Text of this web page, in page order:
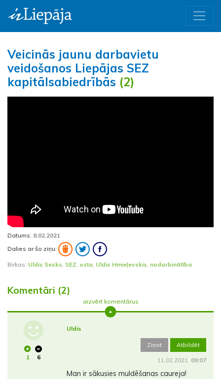
Veicinās jaunu darbavietu
veidošanos Liepājas SEZ
kapitālsabiedrībās (2)
Datums: 8.02.2021
Dalies ar šo ziņu:
Birkas: Uldis Sesks SEZ osta Uldis Hmieļevskis nodarbinātība
Komentāri (2)
aizvērt komentārus
1 6
Uldis
Ziņot Atbildēt
11.02.2021. 09:07
Man ir sākusies muldēšanas caureja!